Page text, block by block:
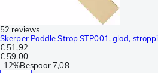
52 reviews
Skerper Paddle Strop STP001, glad,
€ 51,92
€ 59,00
-12%Bespaar 7,08